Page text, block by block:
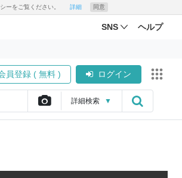
ーをご覧ください。 詳細 同意
SNS ヘルプ
員登録 ( 無料 ) ログイン
詳細検索 ▼